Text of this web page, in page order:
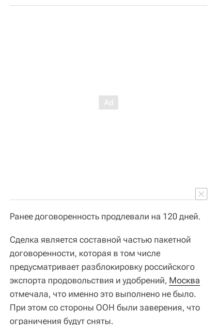
Ранее договоренность продлевали на 120 дней.
Сделка является составной частью пакетной
договоренности, которая в том числе
предусматривает разблокировку российского
экспорта продовольствия и удобрений, Москва
отмечала, что именно это выполнено не было.
При этом со стороны ООН были заверения, что
ограничения будут сняты.